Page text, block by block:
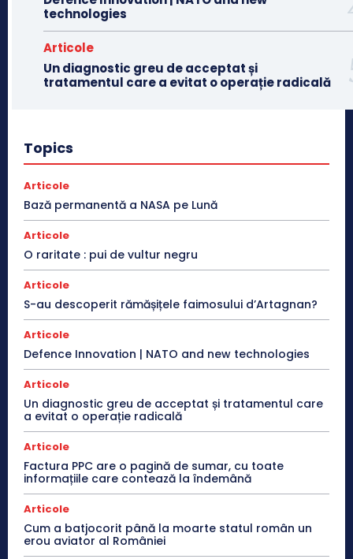
technologies
Articole
Un diagnostic greu de acceptat și
tratamentul care a evitat o operație radicală
Topics
Articole
Bază permanentă a NASA pe Lună
Articole
O raritate : pui de vultur negru
Articole
S-au descoperit rămășițele faimosului d’Artagnan?
Articole
Defence Innovation | NATO and new technologies
Articole
Un diagnostic greu de acceptat și tratamentul care
a evitat o operație radicală
Articole
Factura PPC are o pagină de sumar, cu toate
informațiile care contează la îndemână
Articole
Cum a batjocorit până la moarte statul român un
erou aviator al României